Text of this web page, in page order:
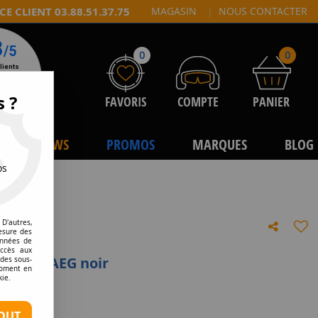
CLIENT 03.88.51.37.75 MAGASIN | NOUS CONTACTER
0
FAVORIS COMPTE
0
PANIER
NEWS PROMOS MARQUES BLOG
R5 AEG noir
avis !
?
des
de
aux
sous-
en